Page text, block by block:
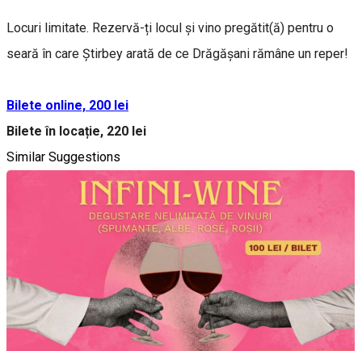
Locuri limitate. Rezervă-ți locul și vino pregătit(ă) pentru o
seară în care Știrbey arată de ce Drăgășani rămâne un reper!
Bilete online, 200 lei
Bilete în locație, 220 lei
Similar Suggestions